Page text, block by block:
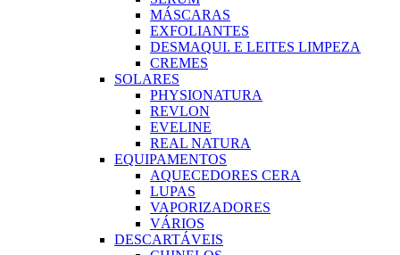
MÁSCARAS
EXFOLIANTES
DESMAQUI. E LEITES LIMPEZA
CREMES
SOLARES
PHYSIONATURA
REVLON
EVELINE
REAL NATURA
EQUIPAMENTOS
AQUECEDORES CERA
LUPAS
VAPORIZADORES
VÁRIOS
DESCARTÁVEIS